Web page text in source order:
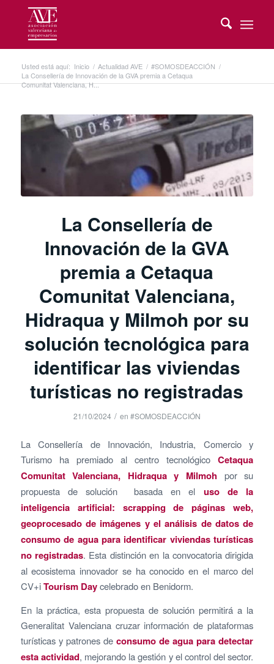
Usted está aquí: Inicio / Actualidad AVE / #SOMOSDEACCIÓN /
La Consellería de Innovación de la GVA premia a Cetaqua
Comunitat Valenciana, H...
La Consellería de
Innovación de la GVA
premia a Cetaqua
Comunitat Valenciana,
Hidraqua y Milmoh por su
solución tecnológica para
identificar las viviendas
turísticas no registradas
21/10/2024 / en #SOMOSDEACCIÓN
La Consellería de Innovación, Industria, Comercio y
Turismo ha premiado al centro tecnológicoCetaqua
Comunitat Valenciana, Hidraqua y Milmoh por su
propuesta de solución basada en el uso de la
inteligencia artificial: scrapping de páginas web,
geoprocesado de imágenes y el análisis de datos de
consumo de agua para identificar viviendas turísticas
no registradas. Esta distinción en la convocatoria dirigida
al ecosistema innovador se ha conocido en el marco del
CV+iTourism Daycelebrado en Benidorm.
En la práctica, esta propuesta de solución permitirá a la
Generalitat Valenciana cruzar información de plataformas
turísticas y patrones de consumo de agua para detectar
esta actividad, mejorando la gestión y el control del sector.